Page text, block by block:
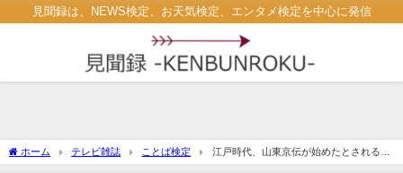
見聞録は、NEWS検定、お天気検定、エンタメ検定を中心に発信
ホーム テレビ雑誌 ことば検定
江戸時代、山東京伝が始めたとされるこ
とは? 【ことば検定プラス】